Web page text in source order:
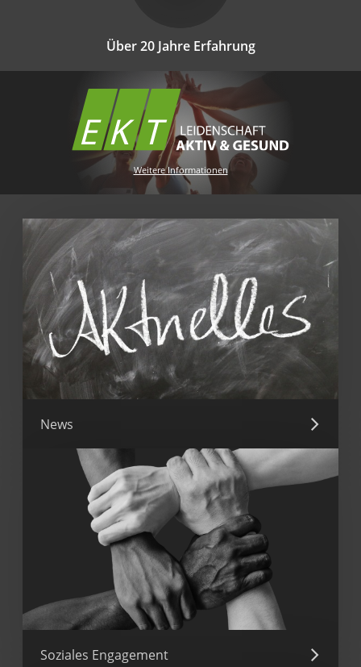
Über 20 Jahre Erfahrung
Weitere Informationen
News
Soziales Engagement